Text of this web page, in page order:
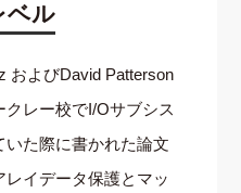
ベル
およびDavid Patterson
レー校でI/Oサブシス
た際に書かれた論文
イデータ保護とマッ